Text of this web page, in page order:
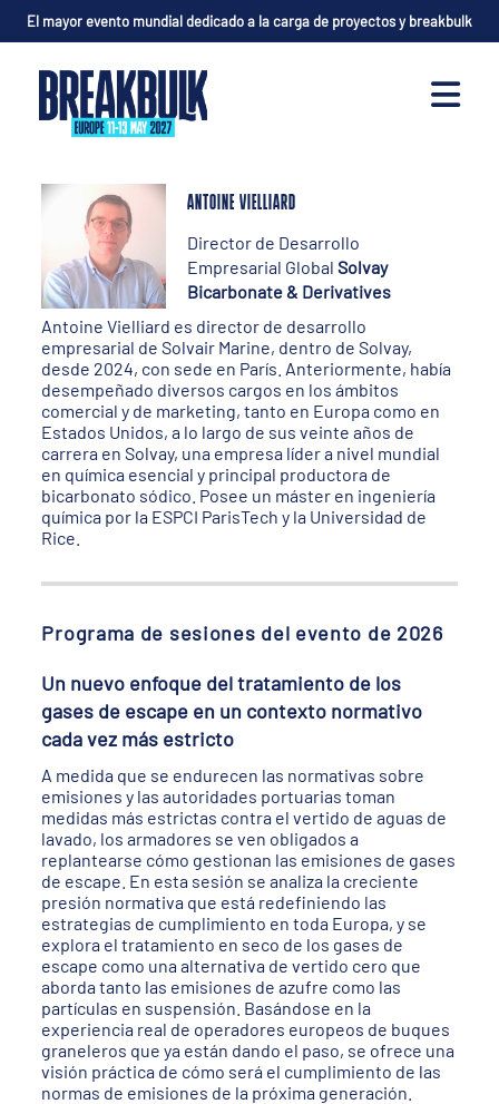
El mayor evento mundial dedicado a la carga de proyectos y breakbulk
ANTOINE VIELLIARD
Director de Desarrollo
Empresarial GlobalSolvay
Bicarbonate & Derivatives
Antoine Vielliard es director de desarrollo
empresarial de Solvair Marine, dentro de Solvay,
desde 2024, con sede en París. Anteriormente, había
desempeñado diversos cargos en los ámbitos
comercial y de marketing, tanto en Europa como en
Estados Unidos, a lo largo de sus veinte años de
carrera en Solvay, una empresa líder a nivel mundial
en química esencial y principal productora de
bicarbonato sódico. Posee un máster en ingeniería
química por la ESPCI ParisTech y la Universidad de
Rice.
Programa de sesiones del evento de 2026
Un nuevo enfoque del tratamiento de los
gases de escape en un contexto normativo
cada vez más estricto
A medida que se endurecen las normativas sobre
emisiones y las autoridades portuarias toman
medidas más estrictas contra el vertido de aguas de
lavado, los armadores se ven obligados a
replantearse cómo gestionan las emisiones de gases
de escape. En esta sesión se analiza la creciente
presión normativa que está redefiniendo las
estrategias de cumplimiento en toda Europa, y se
explora el tratamiento en seco de los gases de
escape como una alternativa de vertido cero que
aborda tanto las emisiones de azufre como las
partículas en suspensión. Basándose en la
experiencia real de operadores europeos de buques
graneleros que ya están dando el paso, se ofrece una
visión práctica de cómo será el cumplimiento de las
normas de emisiones de la próxima generación.